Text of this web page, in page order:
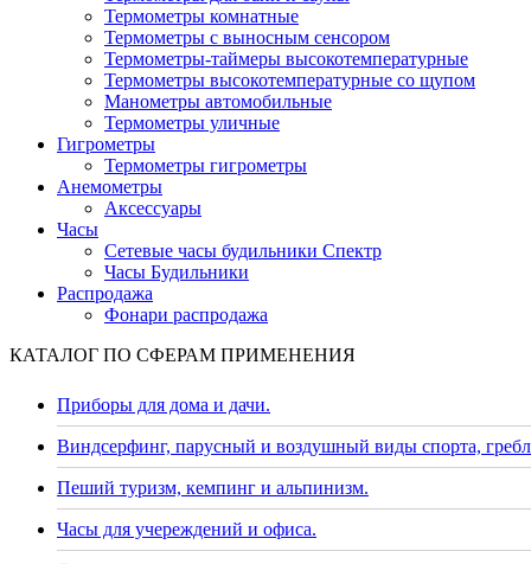
Термометры комнатные
Термометры с выносным сенсором
Термометры-таймеры высокотемпературные
Термометры высокотемпературные со щупом
Манометры автомобильные
Термометры уличные
Гигрометры
Термометры гигрометры
Анемометры
Аксессуары
Часы
Сетевые часы будильники Спектр
Часы Будильники
Распродажа
Фонари распродажа
КАТАЛОГ ПО СФЕРАМ ПРИМЕНЕНИЯ
Приборы для дома и дачи.
Виндсерфинг, парусный и воздушный виды спорта,
Пеший туризм, кемпинг и альпинизм.
Часы для учереждений и офиса.